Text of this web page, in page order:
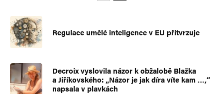
Regulace umělé inteligence v EU přitvrzuje
Decroix vyslovila názor k obžalobě Blažka
a Jiříkovského: „Názor je jak díra víte kam …,“
napsala v plavkách